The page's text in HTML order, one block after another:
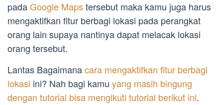
padaGoogle Mapstersebut maka kamu juga harus
mengaktifkan fitur berbagi lokasi pada perangkat
orang lain supaya nantinya dapat melacak lokasi
orang tersebut.
Lantas Bagaimanacara mengaktifkan fitur berbagi
lokasi ini? Nah bagi kamu yang masih bingung
dengan tutorial bisa mengikuti tutorial berikut ini.